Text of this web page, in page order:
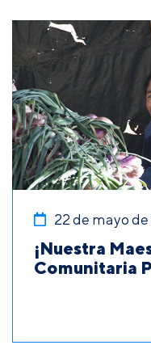
22 de mayo
¡Nuestra
Comunitaria